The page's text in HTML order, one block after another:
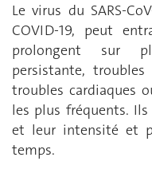
Le virus du SARS-
COVID-19, peut
prolongent sur
persistante, troubles
troubles cardiaques
les plus fréquents.
et leur intensité et
temps.